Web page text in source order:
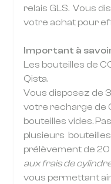
relais GLS. Vous
votre achat pour
Important à
Les bouteilles de
Qista.
Vous disposez de
votre recharge de
bouteilles vides.
plusieurs
prélèvement de 20
aux frais de
vous permettant